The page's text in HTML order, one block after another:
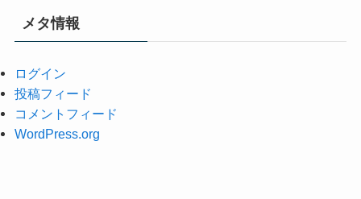
メタ情報
ログイン
投稿フィード
コメントフィード
WordPress.org